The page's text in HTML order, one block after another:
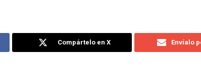
Compártelo en X Envíalo